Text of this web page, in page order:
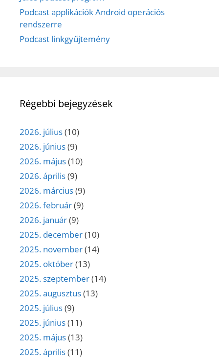
Podcast applikációk Android operációs
rendszerre
Podcast linkgyűjtemény
Régebbi bejegyzések
2026. július(10)
2026. június(9)
2026. május(10)
2026. április(9)
2026. március(9)
2026. február(9)
2026. január(9)
2025. december(10)
2025. november(14)
2025. október(13)
2025. szeptember(14)
2025. augusztus(13)
2025. július(9)
2025. június(11)
2025. május(13)
2025. április(11)